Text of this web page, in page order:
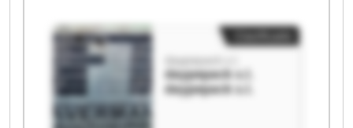
daypepack s.l.
daypepack s.l.
daypepack s.l.